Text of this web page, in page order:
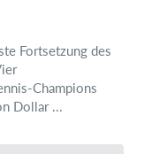
Fortsetzung des
Champions
Dollar ...